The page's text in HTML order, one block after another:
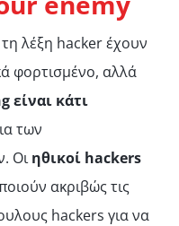
λέξη hacker έχουν
φορτισμένο, αλλά
είναι κάτι
των
Οιηθικοί hackers
ακριβώς τις
hackers για να